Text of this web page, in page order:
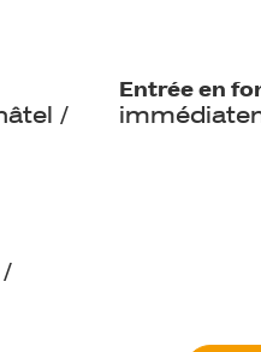
/
Entrée en